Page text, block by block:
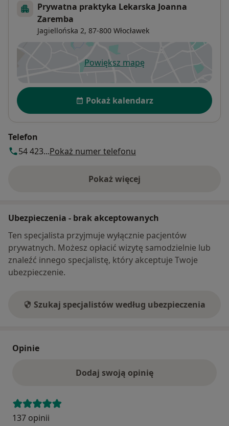
Prywatna praktyka Lekarska Joanna
Zaremba
Jagiellońska 2, 87-800 Włocławek
Powiększ mapęotwiera się w nowej karcie
Dostępność
Pokaż kalendarz
Telefon
54 423...Pokaż numer telefonu
Pokaż więcej
o adresie
Ubezpieczenia - brak akceptowanych
Ten specjalista przyjmuje wyłącznie pacjentów
prywatnych. Możesz opłacić wizytę samodzielnie lub
znaleźć innego specjalistę, który akceptuje Twoje
ubezpieczenie.
Szukaj specjalistów według ubezpieczenia
Opinie
Dodaj swoją opinię
137 opinii